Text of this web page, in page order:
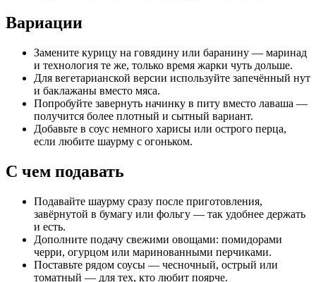
Вариации
Замените курицу на говядину или баранину — маринад
и технология те же, только время жарки чуть дольше.
Для вегетарианской версии используйте запечённый нут
и баклажаны вместо мяса.
Попробуйте завернуть начинку в питу вместо лаваша —
получится более плотный и сытный вариант.
Добавьте в соус немного харисы или острого перца,
если любите шаурму с огоньком.
С чем подавать
Подавайте шаурму сразу после приготовления,
завёрнутой в бумагу или фольгу — так удобнее держать
и есть.
Дополните подачу свежими овощами: помидорами
черри, огурцом или маринованными перчиками.
Поставьте рядом соусы — чесночный, острый или
томатный — для тех, кто любит поярче.